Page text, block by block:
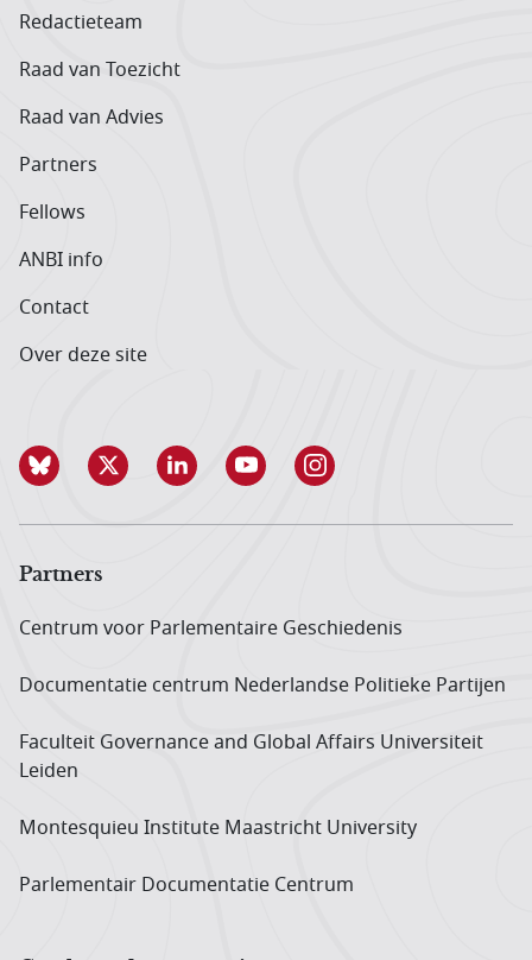
Redactieteam
Raad van Toezicht
Raad van Advies
Partners
Fellows
ANBI info
Contact
Over deze site
Partners
Centrum voor Parlementaire Geschiedenis
Documentatie centrum Neder­landse Politieke Partijen
Faculteit Governance and Global Affairs Universiteit
Leiden
Montesquieu Institute Maastricht University
Parlementair Documentatie Centrum